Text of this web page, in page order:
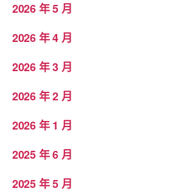
2026 年 5 月
2026 年 4 月
2026 年 3 月
2026 年 2 月
2026 年 1 月
2025 年 6 月
2025 年 5 月